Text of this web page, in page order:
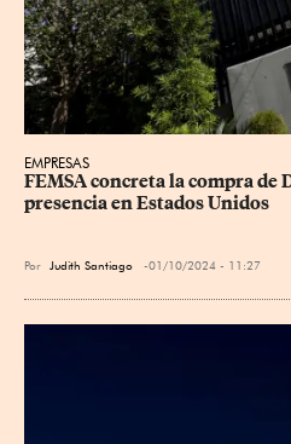
EMPRESAS
FEMSA concreta la compra de
presencia en Estados Unidos
Por Judith Santiago 01/10/2024 - 11:27